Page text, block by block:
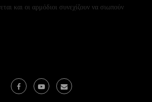
και οι αρμόδιοι συνεχίζουν να σιωπούν